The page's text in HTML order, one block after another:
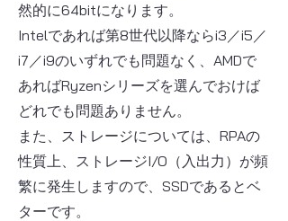
然的に64bitになります。
Intelであれば第8世代以降ならi3／i5／
i7／i9のいずれでも問題なく、AMDで
あればRyzenシリーズを選んでおけば
どれでも問題ありません。
また、ストレージについては、RPAの
性質上、ストレージI/O（入出力）が頻
繁に発生しますので、SSDであるとベ
ターです。